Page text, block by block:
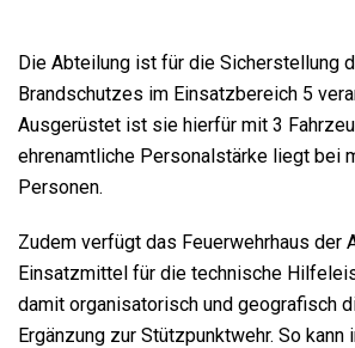
Die Abteilung ist für die Sicherstellung
Brandschutzes im Einsatzbereich 5
Ausgerüstet ist sie hierfür mit 3
ehrenamtliche Personalstärke liegt bei
Personen.
Zudem verfügt das Feuerwehrhaus der
Einsatzmittel für die technische
damit organisatorisch und geografisch
Ergänzung zur Stützpunktwehr. So kann